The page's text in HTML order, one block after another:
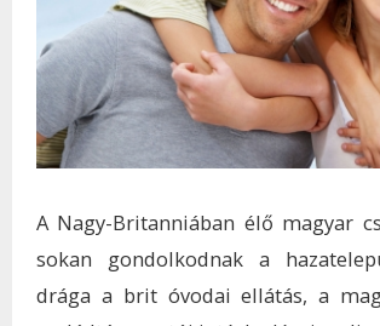
A Nagy-Britanniában élő magyar
sokan gondolkodnak a
drága a brit óvodai ellátás, a